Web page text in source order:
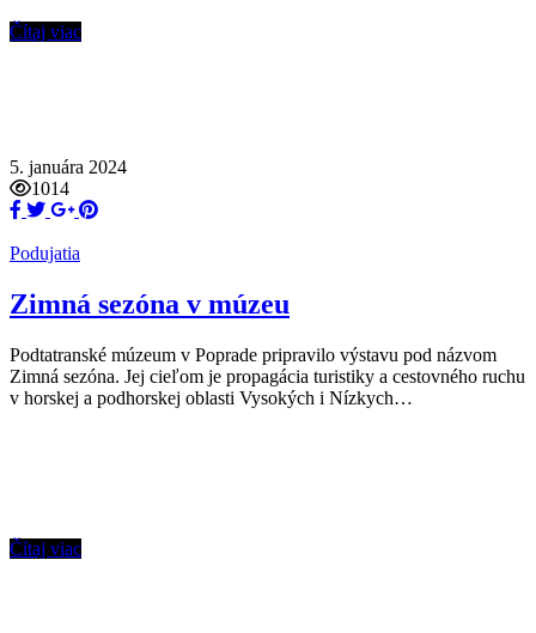
Čítaj viac
5. januára 2024
1014
Podujatia
Zimná sezóna v múzeu
Podtatranské múzeum v Poprade pripravilo výstavu pod názvom
Zimná sezóna. Jej cieľom je propagácia turistiky a cestovného ruchu
v horskej a podhorskej oblasti Vysokých i Nízkych…
Čítaj viac